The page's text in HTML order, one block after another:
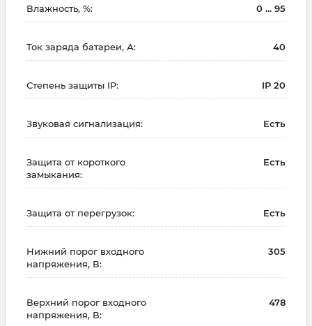
Влажность, %: 0 ... 95
Ток заряда батареи, А: 40
Степень защиты IP: IP 20
Звуковая сигнализация: Есть
Защита от короткого
замыкания:
Есть
Защита от перегрузок: Есть
Нижний порог входного
напряжения, В:
305
Верхний порог входного
напряжения, В:
478